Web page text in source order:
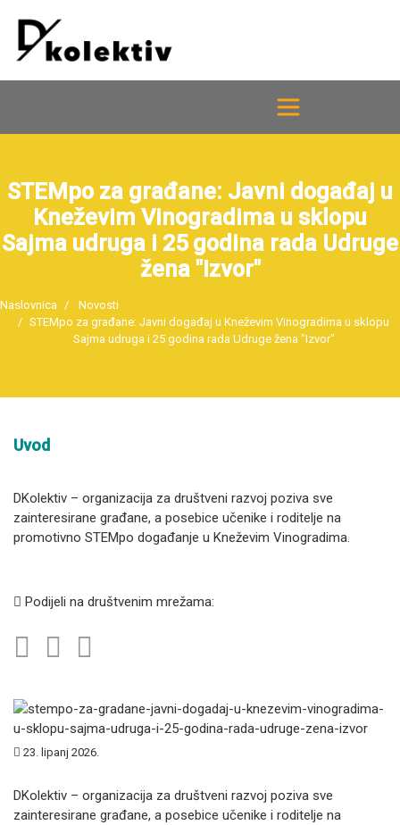
STEMpo za građane: Javni događaj u
Kneževim Vinogradima u sklopu
Sajma udruga i 25 godina rada Udruge
žena "Izvor"
Naslovnica
Novosti
STEMpo za građane: Javni događaj u Kneževim Vinogradima u sklopu
Sajma udruga i 25 godina rada Udruge žena "Izvor"
Uvod
DKolektiv – organizacija za društveni razvoj poziva sve
zainteresirane građane, a posebice učenike i roditelje na
promotivno STEMpo događanje u Kneževim Vinogradima.
Podijeli na društvenim mrežama:
23. lipanj 2026.
DKolektiv – organizacija za društveni razvoj poziva sve
zainteresirane građane, a posebice učenike i roditelje na